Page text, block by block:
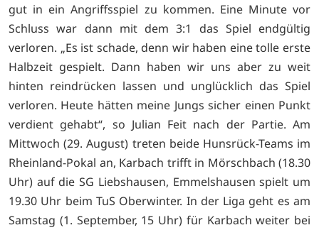
gut in ein Angriffsspiel zu kommen. Eine Minute vor
Schluss war dann mit dem 3:1 das Spiel endgültig
verloren. „Es ist schade, denn wir haben eine tolle erste
Halbzeit gespielt. Dann haben wir uns aber zu weit
hinten reindrücken lassen und unglücklich das Spiel
verloren. Heute hätten meine Jungs sicher einen Punkt
verdient gehabt“, so Julian Feit nach der Partie. Am
Mittwoch (29. August) treten beide Hunsrück-Teams im
Rheinland-Pokal an, Karbach trifft in Mörschbach (18.30
Uhr) auf die SG Liebshausen, Emmelshausen spielt um
19.30 Uhr beim TuS Oberwinter. In der Liga geht es am
Samstag (1. September, 15 Uhr) für Karbach weiter bei